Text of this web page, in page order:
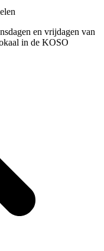
en vrijdagen van
in de KOSO